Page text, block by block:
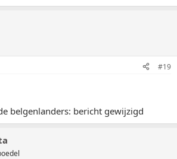
#19
belgenlanders: bericht gewijzigd